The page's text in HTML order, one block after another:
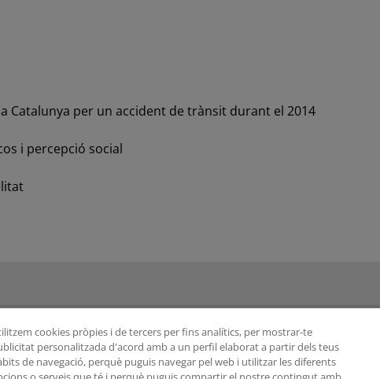
Catalunya per un accident de trànsit durant el 2014
i percepció social
cookies pròpies i de tercers per fins analítics, per mostrar-te
personalitzada d'acord amb a un perfil elaborat a partir dels teus
de navegació, perquè puguis navegar pel web i utilitzar les diferents